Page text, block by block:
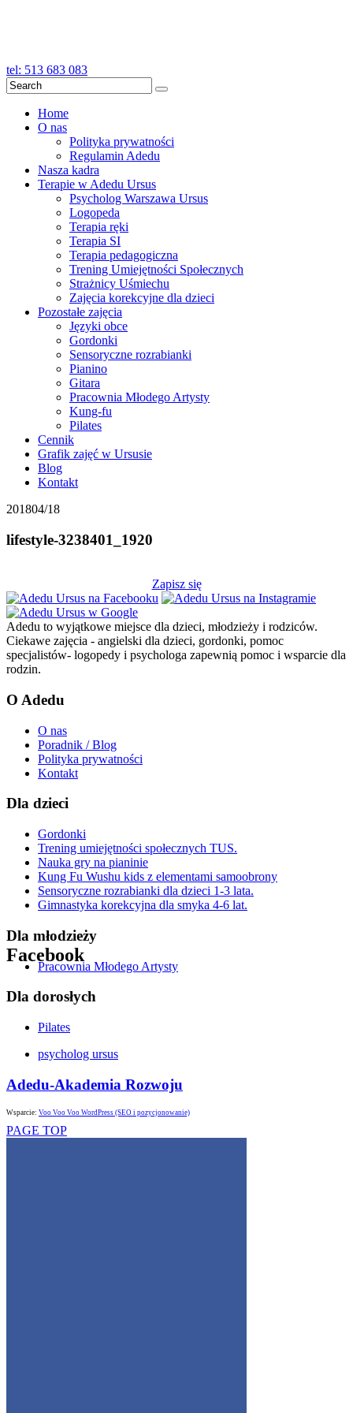
tel: 513 683 083
Search
Home
O nas
Polityka prywatności
Regulamin Adedu
Nasza kadra
Terapie w Adedu Ursus
Psycholog Warszawa Ursus
Logopeda
Terapia ręki
Terapia SI
Terapia pedagogiczna
Trening Umiejętności Społecznych
Strażnicy Uśmiechu
Zajęcia korekcyjne dla dzieci
Pozostałe zajęcia
Języki obce
Gordonki
Sensoryczne rozrabianki
Pianino
Gitara
Pracownia Młodego Artysty
Kung-fu
Pilates
Cennik
Grafik zajęć w Ursusie
Blog
Kontakt
201804/18
lifestyle-3238401_1920
Zapisz się
Adedu to wyjątkowe miejsce dla dzieci, młodzieży i rodziców.
Ciekawe zajęcia - angielski dla dzieci, gordonki, pomoc
specjalistów- logopedy i psychologa zapewnią pomoc i wsparcie dla
rodzin.
O Adedu
O nas
Poradnik / Blog
Polityka prywatności
Kontakt
Dla dzieci
Gordonki
Trening umiejętności społecznych TUS.
Nauka gry na pianinie
Kung Fu Wushu kids z elementami samoobrony
Sensoryczne rozrabianki dla dzieci 1-3 lata.
Gimnastyka korekcyjna dla smyka 4-6 lat.
Dla młodzieży
Pracownia Młodego Artysty
Dla dorosłych
Pilates
psycholog ursus
Adedu-Akademia Rozwoju
Wsparcie: Voo Voo Voo WordPress (SEO i pozycjonowanie)
PAGE TOP
Facebook